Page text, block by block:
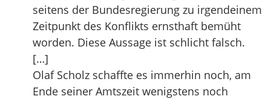
seitens der Bundesregierung zu irgendeinem
Zeitpunkt des Konflikts ernsthaft bemüht
worden. Diese Aussage ist schlicht falsch.
[…]
Olaf Scholz schaffte es immerhin noch, am
Ende seiner Amtszeit wenigstens noch